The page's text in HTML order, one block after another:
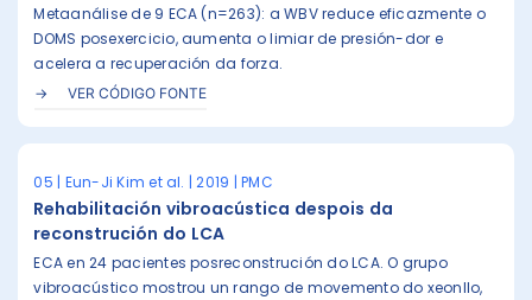
Metaanálise de 9 ECA (n=263): a WBV reduce eficazmente o
DOMS posexercicio, aumenta o limiar de presión-dor e
acelera a recuperación da forza.
VER CÓDIGO FONTE
05 | Eun-Ji Kim et al. | 2019 | PMC
Rehabilitación vibroacústica despois da
reconstrución do LCA
ECA en 24 pacientes posreconstrución do LCA. O grupo
vibroacústico mostrou un rango de movemento do xeonllo,